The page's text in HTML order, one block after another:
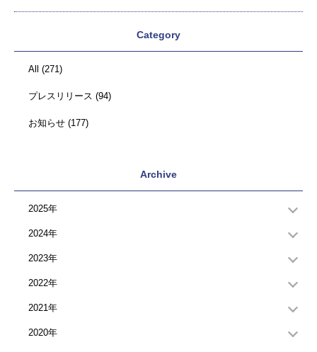
Category
All (271)
プレスリリース (94)
お知らせ (177)
Archive
2025年
2024年
2023年
2022年
2021年
2020年